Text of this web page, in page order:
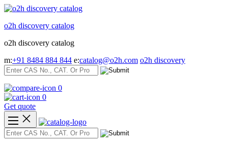
Skip
content
o2h discovery catalog
o2h discovery catalog
m:+91 8484 884 844 e:catalog@o2h.com o2h discovery
0
0
Get quote